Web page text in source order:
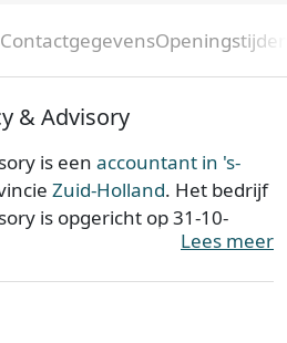
Contactgegevens
& Advisory
is een accountant in 's-
Zuid-Holland. Het bedrijf
is opgericht op 31-10-
Het kantoor is bij de KvK
Lees meer